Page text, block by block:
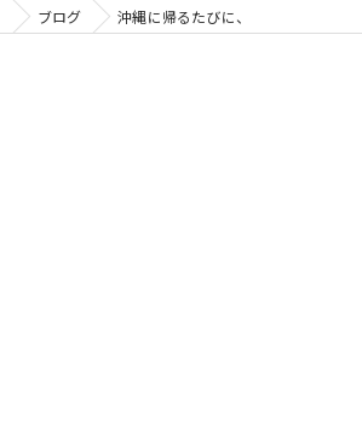
ブログ 沖縄に帰るたびに、